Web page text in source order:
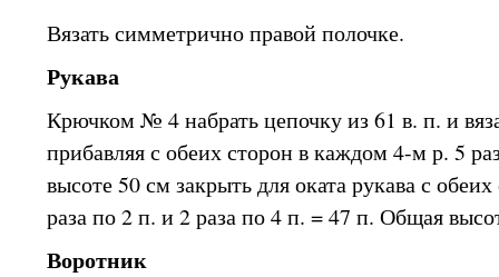
Вязать симметрично правой полочке.
Рукава
Крючком № 4 набрать цепочку из 61 в. п. и
прибавляя с обеих сторон в каждом 4-м р. 5
высоте 50 см закрыть для оката рукава с
раза по 2 п. и 2 раза по 4 п. = 47 п. Общая
Воротник